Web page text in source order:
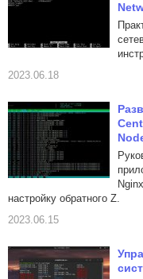
2023.06.18
настройку обратного Z.
2023.06.15